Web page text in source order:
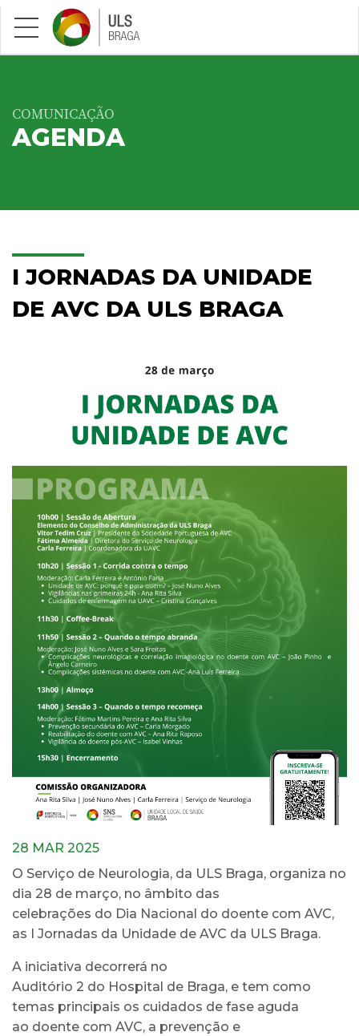
Saltar para conteúdo principal
COMUNICAÇÃO
AGENDA
I JORNADAS DA UNIDADE
DE AVC DA ULS BRAGA
28 MAR 2025
O Serviço de Neurologia, da ULS Braga, organiza no
dia 28 de março, no âmbito das
celebrações do Dia Nacional do doente com AVC,
as I Jornadas da Unidade de AVC da ULS Braga.
A iniciativa decorrerá no
Auditório 2 do Hospital de Braga, e tem como
temas principais os cuidados de fase aguda
ao doente com AVC, a prevenção e